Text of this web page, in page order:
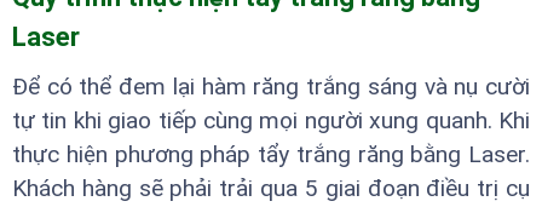
Laser
Để có thể đem lại hàm răng trắng sáng và nụ cười
tự tin khi giao tiếp cùng mọi người xung quanh. Khi
thực hiện phương pháp tẩy trắng răng bằng Laser.
Khách hàng sẽ phải trải qua 5 giai đoạn điều trị cụ